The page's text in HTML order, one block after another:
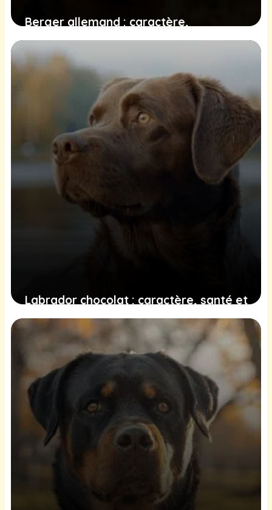
Berger allemand : caractère,
comportement et conseils
26 juin 2025
Labrador chocolat : caractère, santé et
éducation